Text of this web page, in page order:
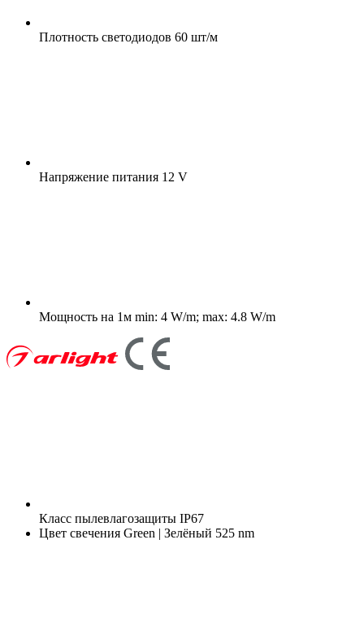
Плотность светодиодов 60 шт/м
Напряжение питания 12 V
Мощность на 1м min: 4 W/m; max: 4.8 W/m
Класс пылевлагозащиты IP67
Цвет свечения Green | Зелёный 525 nm